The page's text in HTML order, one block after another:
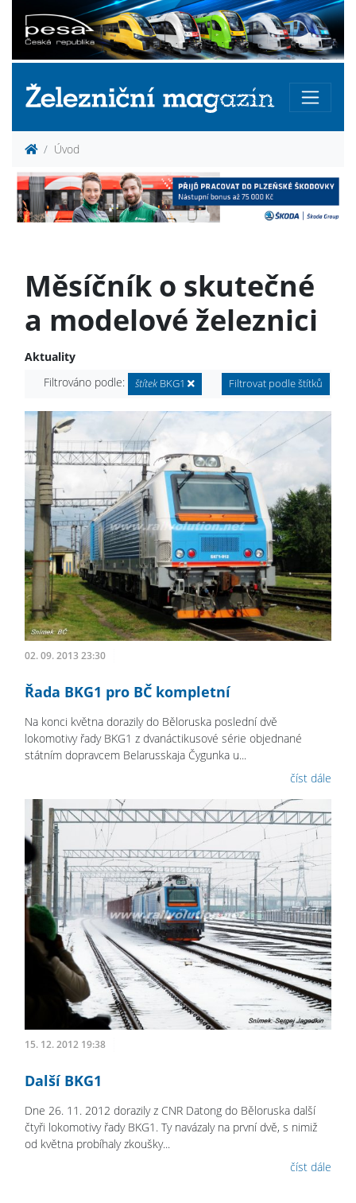
Úvod
Měsíčník o skutečné
a modelové železnici
Aktuality
Filtrováno podle:
štítekBKG1 Filtrovat podle štítků
02. 09. 2013 23:30
Řada BKG1 pro BČ kompletní
Na konci května dorazily do Běloruska poslední dvě
lokomotivy řady BKG1 z dvanáctikusové série objednané
státním dopravcem Belarusskaja Čygunka u...
číst dále
15. 12. 2012 19:38
Další BKG1
Dne 26. 11. 2012 dorazily z CNR Datong do Běloruska další
čtyři lokomotivy řady BKG1. Ty navázaly na první dvě, s nimiž
od května probíhaly zkoušky...
číst dále